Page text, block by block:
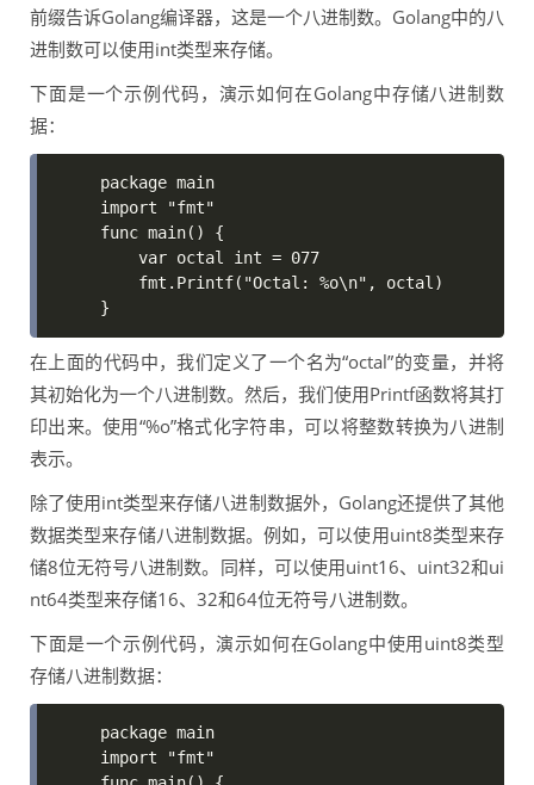
前缀告诉Golang编译器，这是一个八进制数。Golang中的八
进制数可以使用int类型来存储。
下面是一个示例代码，演示如何在Golang中存储八进制数
据：
package main
import "fmt"
func main() {
var octal int = 077
fmt.Printf("Octal: %o\n", octal)
}
在上面的代码中，我们定义了一个名为“octal”的变量，并将
其初始化为一个八进制数。然后，我们使用Printf函数将其打
印出来。使用“%o”格式化字符串，可以将整数转换为八进制
表示。
除了使用int类型来存储八进制数据外，Golang还提供了其他
数据类型来存储八进制数据。例如，可以使用uint8类型来存
储8位无符号八进制数。同样，可以使用uint16、uint32和ui
nt64类型来存储16、32和64位无符号八进制数。
下面是一个示例代码，演示如何在Golang中使用uint8类型
存储八进制数据：
package main
import "fmt"